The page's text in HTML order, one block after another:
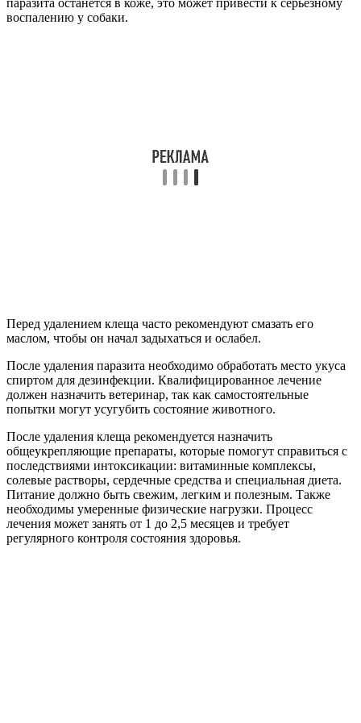
паразита останется в коже, это может привести к серьезному
воспалению у собаки.
Перед удалением клеща часто рекомендуют смазать его
маслом, чтобы он начал задыхаться и ослабел.
После удаления паразита необходимо обработать место укуса
спиртом для дезинфекции. Квалифицированное лечение
должен назначить ветеринар, так как самостоятельные
попытки могут усугубить состояние животного.
После удаления клеща рекомендуется назначить
общеукрепляющие препараты, которые помогут справиться с
последствиями интоксикации: витаминные комплексы,
солевые растворы, сердечные средства и специальная диета.
Питание должно быть свежим, легким и полезным. Также
необходимы умеренные физические нагрузки. Процесс
лечения может занять от 1 до 2,5 месяцев и требует
регулярного контроля состояния здоровья.